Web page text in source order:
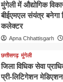
मुंगेली में औद्योगिक
बीईएमएल संयंत्र बनेगा
कलेक्टर
Apna Chhattisgarh
छत्तीसगढ़ मुंगेली
जिला विधिक सेवा
प्री-लिटिगेशन